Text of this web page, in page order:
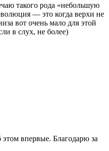
такого рода «небольшую
— это когда верхи не
вот очень мало для этой
в слух, не более)
впервые. Благодарю за